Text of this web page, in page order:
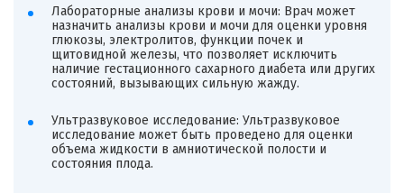
Лабораторные анализы крови и мочи: Врач может
назначить анализы крови и мочи для оценки уровня
глюкозы, электролитов, функции почек и
щитовидной железы, что позволяет исключить
наличие гестационного сахарного диабета или других
состояний, вызывающих сильную жажду.
Ультразвуковое исследование: Ультразвуковое
исследование может быть проведено для оценки
объема жидкости в амниотической полости и
состояния плода.